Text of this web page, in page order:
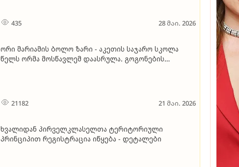
435 28 მაი. 2026
ორი მარიამის ბოლო ზარი - აკეთის საჯარო სკოლა
წელს ორმა მოსწავლემ დაასრულა. გოგონების
21182 21 მაი. 2026
ხვალიდან პირველკლასელთა ტერიტორიული
პრინციპით რეგისტრაცია იწყება - დეტალები